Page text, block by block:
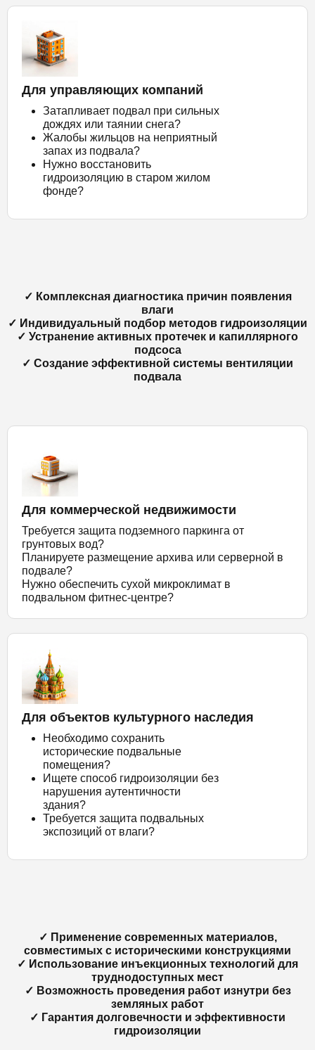
Для управляющих компаний
Затапливает подвал при сильных
дождях или таянии снега?
Жалобы жильцов на неприятный
запах из подвала?
Нужно восстановить
гидроизоляцию в старом жилом
фонде?
✓ Комплексная диагностика причин появления
влаги
✓ Индивидуальный подбор методов гидроизоляции
✓ Устранение активных протечек и капиллярного
подсоса
✓ Создание эффективной системы вентиляции
подвала
Для коммерческой недвижимости
Требуется защита подземного паркинга от
грунтовых вод?
Планируете размещение архива или серверной в
подвале?
Нужно обеспечить сухой микроклимат в
подвальном фитнес-центре?
Для объектов культурного наследия
Необходимо сохранить
исторические подвальные
помещения?
Ищете способ гидроизоляции без
нарушения аутентичности
здания?
Требуется защита подвальных
экспозиций от влаги?
✓ Применение современных материалов,
совместимых с историческими конструкциями
✓ Использование инъекционных технологий для
труднодоступных мест
✓ Возможность проведения работ изнутри без
земляных работ
✓ Гарантия долговечности и эффективности
гидроизоляции